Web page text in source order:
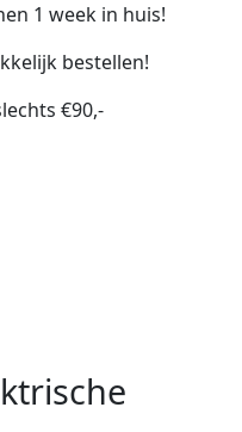
1 week in huis!
bestellen!
€90,-